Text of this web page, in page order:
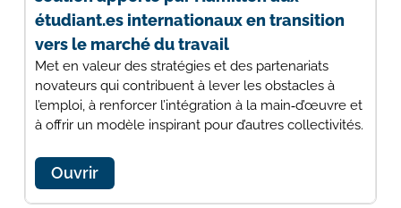
étudiant.es internationaux en transition
vers le marché du travail
Met en valeur des stratégies et des partenariats
novateurs qui contribuent à lever les obstacles à
l’emploi, à renforcer l’intégration à la main‑d’œuvre et
à offrir un modèle inspirant pour d’autres collectivités.
Ouvrir